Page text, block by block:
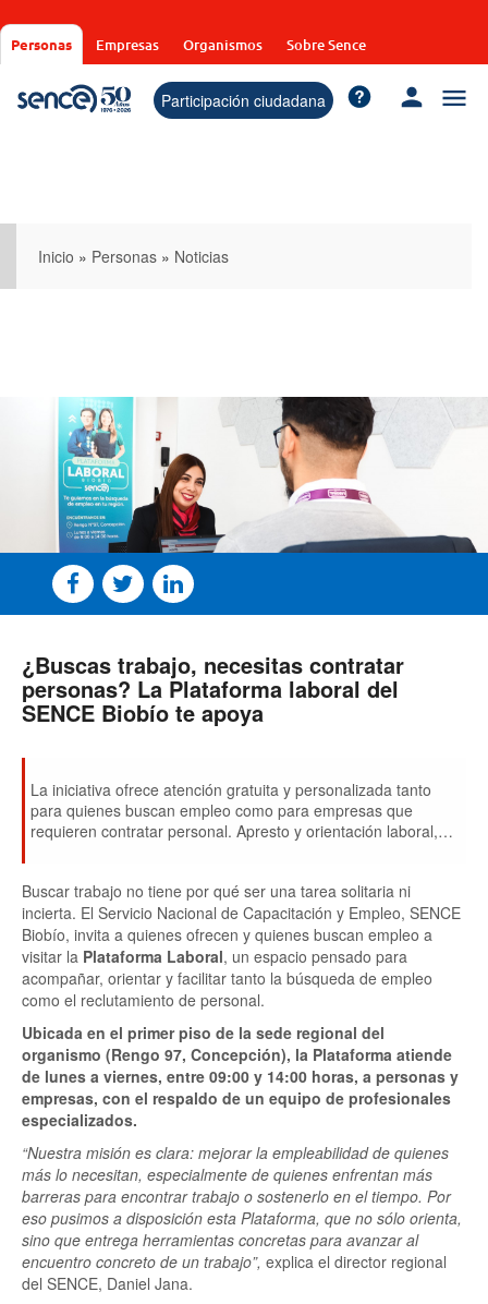
al
contenido
Personas Empresas Organismos Sobre Sence
Participación ciudadana
Inicio » Personas » Noticias
¿Buscas trabajo, necesitas contratar
personas? La Plataforma laboral del
SENCE Biobío te apoya
La iniciativa ofrece atención gratuita y personalizada tanto
para quienes buscan empleo como para empresas que
requieren contratar personal. Apresto y orientación laboral,
Buscar trabajo no tiene por qué ser una tarea solitaria ni
incierta. El Servicio Nacional de Capacitación y Empleo, SENCE
Biobío, invita a quienes ofrecen y quienes buscan empleo a
visitar la Plataforma Laboral, un espacio pensado para
acompañar, orientar y facilitar tanto la búsqueda de empleo
como el reclutamiento de personal.
Ubicada en el primer piso de la sede regional del
organismo (Rengo 97, Concepción), la Plataforma atiende
de lunes a viernes, entre 09:00 y 14:00 horas, a personas y
empresas, con el respaldo de un equipo de profesionales
especializados.
“Nuestra misión es clara: mejorar la empleabilidad de quienes
más lo necesitan, especialmente de quienes enfrentan más
barreras para encontrar trabajo o sostenerlo en el tiempo. Por
eso pusimos a disposición esta Plataforma, que no sólo orienta,
sino que entrega herramientas concretas para avanzar al
encuentro concreto de un trabajo”, explica el director regional
del SENCE, Daniel Jana.